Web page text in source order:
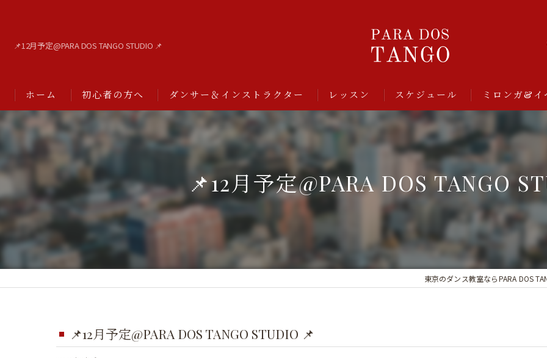
📌12月予定@PARA DOS TANGO STUDIO 📌
ホーム 初心者の方へ ダンサー＆インストラクター レッスン スケジュール ミロンガ&イ
📌12月予定@PARA DOS TANGO
東京のダンス教室ならPARA DOS
📌12月予定@PARA DOS TANGO STUDIO 📌